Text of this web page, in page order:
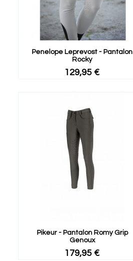
Penelope Leprevost - Pantalon
Rocky
129,95 €
Pikeur - Pantalon Romy Grip
Genoux
179,95 €